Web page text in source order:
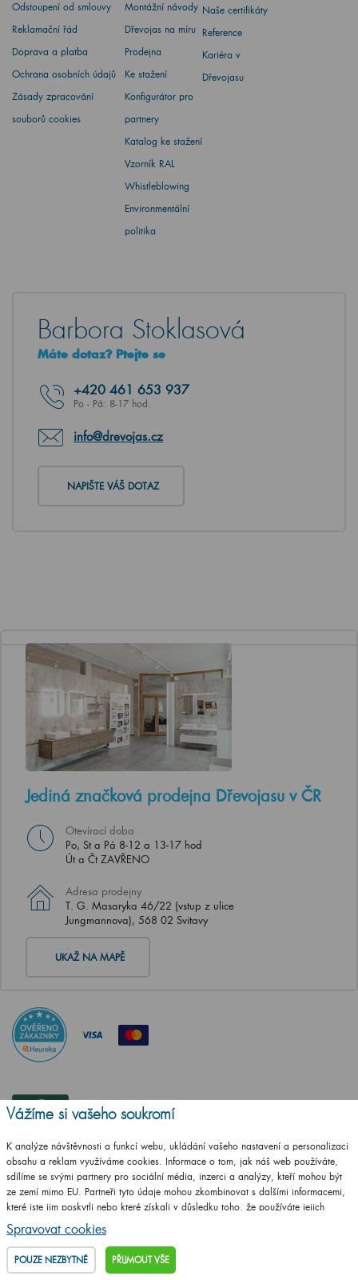
Odstoupení od smlouvy
Reklamační řád
Doprava a platba
Ochrana osobních údajů
Zásady zpracování
souborů cookies
Montážní návody
Dřevojas na míru
Prodejna
Ke stažení
Konfigurátor pro
partnery
Katalog ke stažení
Vzorník RAL
Whistleblowing
Environmentální
politika
Naše certifikáty
Reference
Kariéra v
Dřevojasu
Barbora Stoklasová
Máte dotaz? Ptejte se
+420 461 653 937
Po - Pá: 8-17 hod.
info@drevojas.cz
NAPIŠTE VÁŠ DOTAZ
Jediná značková prodejna Dřevojasu v ČR
Otevírací doba
Po, St a Pá 8-12 a 13-17 hod
Út a Čt ZAVŘENO
Adresa prodejny
T. G. Masaryka 46/22 (vstup z ulice
Jungmannova), 568 02 Svitavy
UKAŽ NA MAPĚ
ČSN EN ISO
Vážíme si vašeho soukromí
K analýze návštěvnosti a funkcí webu, ukládání vašeho nastavení a personalizaci
obsahu a reklam využíváme cookies. Informace o tom, jak náš web používáte,
sdílíme se svými partnery pro sociální média, inzerci a analýzy, kteří mohou být
ze zemí mimo EU. Partneři tyto údaje mohou zkombinovat s dalšími informacemi,
které jste jim poskytli nebo které získali v důsledku toho, že používáte jejich
služby.
Podrobné informace
Spravovat cookies
POUZE NEZBYTNÉ PŘIJMOUT VŠE